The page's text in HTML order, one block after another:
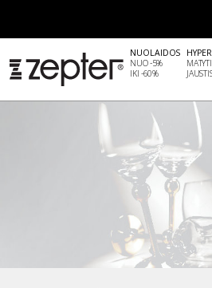
NUOLAIDOS
NUO -5%
IKI -60%